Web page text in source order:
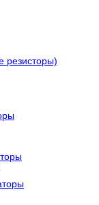
резисторы)